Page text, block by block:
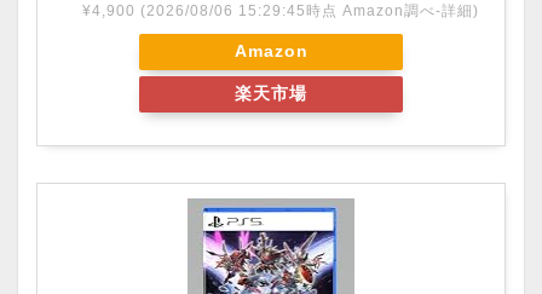
¥4,900 (2026/08/06 15:29:45時点 Amazon調べ-詳細)
Amazon
楽天市場